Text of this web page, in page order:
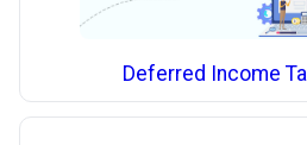
Deferred Income